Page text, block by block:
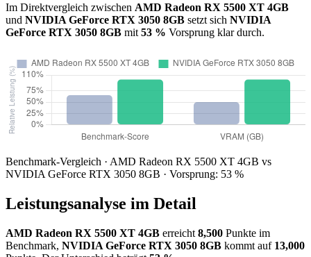
Im Direktvergleich zwischen AMD Radeon RX 5500 XT 4GB
und NVIDIA GeForce RTX 3050 8GB setzt sich NVIDIA
GeForce RTX 3050 8GB mit 53 % Vorsprung klar durch.
Benchmark-Vergleich · AMD Radeon RX 5500 XT 4GB vs
NVIDIA GeForce RTX 3050 8GB · Vorsprung: 53 %
Leistungsanalyse im Detail
AMD Radeon RX 5500 XT 4GB erreicht 8,500 Punkte im
Benchmark, NVIDIA GeForce RTX 3050 8GB kommt auf 13,000